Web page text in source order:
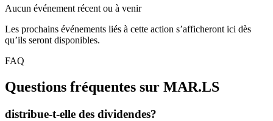
Aucun événement récent ou à venir
Les prochains événements liés à cette action s’afficheront ici dès
qu’ils seront disponibles.
FAQ
Questions fréquentes sur MAR.LS
distribue-t-elle des dividendes?